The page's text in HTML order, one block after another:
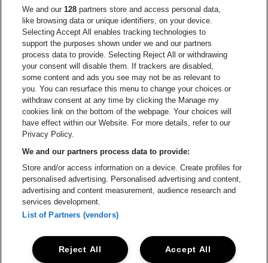
Ga naar de website van Europcar
Ga naar de
Ga naar de website van Coca-Cola
Ga naar de website van
Ga naar
Ga naar de website van Champagne
Ga naar de website
Ga naar de website van Het
Ga naar de
Lotto Arena is een deel vanbe•at
Lotto Arena
Schijnpoortweg 119, 2170 Antwerpen
Be-At Venues
Schijnpoortweg 119, 2170 Antwerpen
BTW (BE) 0461.051.688 - RPR Antwerpen
BNP Paribas Fortis - IBAN: BE93 2200 4925 0067 - BIC:
GEBABEBB
We and our128 partners store and access personal data,
like browsing data or unique identifiers, on your device.
Selecting Accept All enables tracking technologies to
support the purposes shown under we and our partners
process data to provide. Selecting Reject All or withdrawing
your consent will disable them. If trackers are disabled,
some content and ads you see may not be as relevant to
you. You can resurface this menu to change your choices or
withdraw consent at any time by clicking the Manage my
cookies link on the bottom of the webpage. Your choices will
have effect within our Website. For more details, refer to our
Privacy Policy.
We and our partners process data to provide:
Store and/or access information on a device. Create profiles for
personalised advertising. Personalised advertising and content,
advertising and content measurement, audience research and
services development.
List of Partners (vendors)
Accept All
Reject All